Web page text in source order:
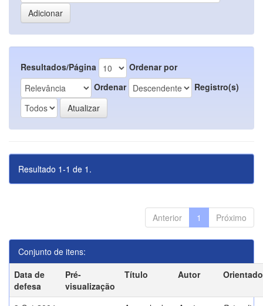
Resultados/Página
Ordenar por
Ordenar
Registro(s)
Resultado 1-1 de 1.
Anterior 1 Próximo
Conjunto de itens:
Data de
defesa
Pré-
visualização
Título Autor